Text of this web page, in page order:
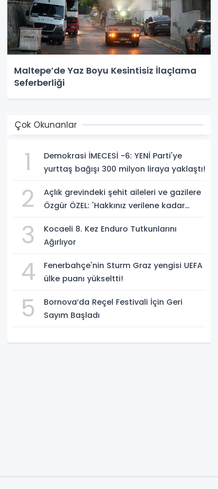
Maltepe’de Yaz Boyu Kesintisiz İlaçlama
Seferberliği
Çok Okunanlar
1
Demokrasi İMECESİ -6: YENİ Parti'ye
yurttaş bağışı 300 milyon liraya yaklaştı!
2
Açlık grevindeki şehit aileleri ve gazilere
Özgür ÖZEL: 'Hakkınız verilene kadar
3
Kocaeli 8. Kez Enduro Tutkunlarını
Ağırlıyor
4
Fenerbahçe'nin Sturm Graz yengisi UEFA
ülke puanı yükseltti!
5
Bornova’da Reçel Festivali İçin Geri
Sayım Başladı